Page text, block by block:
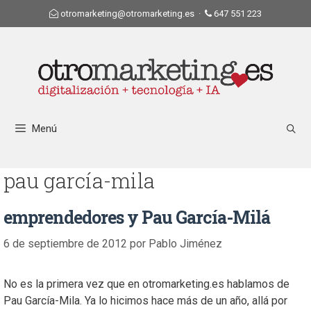
otromarketing@otromarketing.es · 647 551 223
Menú
pau garcía-mila
emprendedores y Pau García-Milá
6 de septiembre de 2012 por Pablo Jiménez
No es la primera vez que en otromarketing.es hablamos de
Pau García-Mila. Ya lo hicimos hace más de un año, allá por